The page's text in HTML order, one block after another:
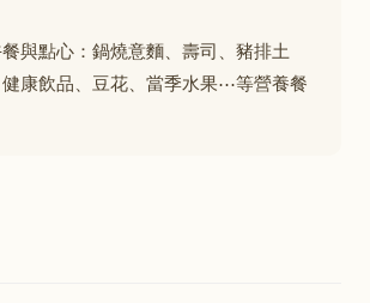
與點心：鍋燒意麵、壽司、豬排土
康飲品、豆花、當季水果⋯等營養餐